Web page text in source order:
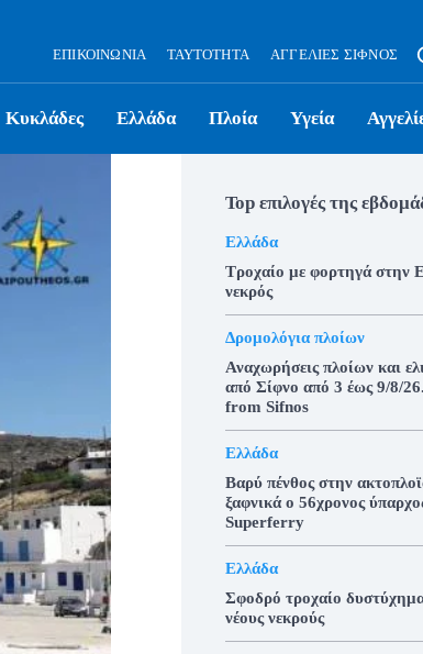
ΕΠΙΚΟΙΝΩΝΊΑ ΤΑΥΤΌΤΗΤΑ ΑΓΓΕΛΊΕΣ ΣΊΦΝΟΣ
Κυκλάδες Ελλάδα Πλοία Υγεία
Top επιλογές της
Ελλάδα
Τροχαίο με φορτηγά στην
νεκρός
Δρομολόγια πλοίων
Αναχωρήσεις πλοίων και
από Σίφνο από 3 έως 9/8/
from Sifnos
Ελλάδα
Βαρύ πένθος στην
ξαφνικά ο 56χρονος
Superferry
Ελλάδα
Σφοδρό τροχαίο
νέους νεκρούς